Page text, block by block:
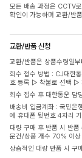
모든 배송 과정은 CCTV
확인이 가능하며 교환/반
교환/반품 신청
교환/반품은 상품수령일
회수 접수 방법 : CJ대한
호 등록 ▷ 착불로 선택 ▷
회수 접수 후 대한통운 담
배송비 입금계좌 : 국민
에 휴대폰 뒷번호 4자리
대량 구매 후 반품 시 반
문건/상품 개수 70% 이상
상습적인 대량 반품 시 구